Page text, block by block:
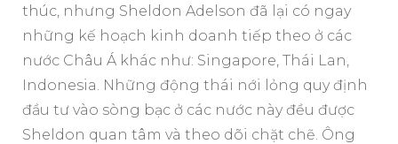
thúc, nhưng Sheldon Adelson đã lại có ngay
những kế hoạch kinh doanh tiếp theo ở các
nước Châu Á khác như: Singapore, Thái Lan,
Indonesia. Những động thái nới lỏng quy định
đầu tư vào sòng bạc ở các nước này đều được
Sheldon quan tâm và theo dõi chặt chẽ. Ông